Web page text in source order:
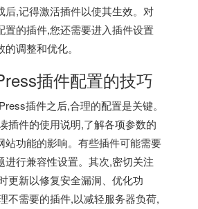
后,记得激活插件以使其生效。对
置的插件,您还需要进入插件设置
调整和优化。
插件配置的技巧
插件之后,合理的配置是关键。
插件的使用说明,了解各项参数的
站功能的影响。有些插件可能需要
进行兼容性设置。其次,密切关注
更新以修复安全漏洞、优化功
不需要的插件,以减轻服务器负荷,